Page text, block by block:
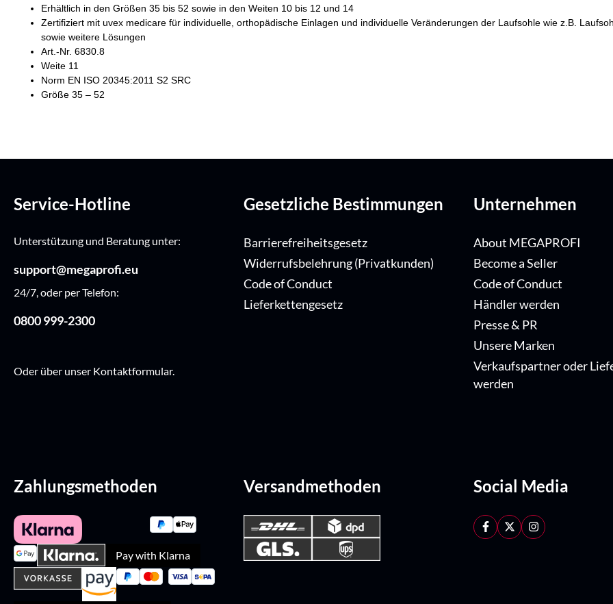
Erhältlich in den Größen 35 bis 52 sowie in den Weiten 10 bis 12 und 14
Zertifiziert mit uvex medicare für individuelle, orthopädische Einlagen und individuelle Veränderungen der Laufsohle wie z.B.
sowie weitere Lösungen
Art.-Nr. 6830.8
Weite 11
Norm EN ISO 20345:2011 S2 SRC
Größe 35 – 52
Service-Hotline
Unterstützung und Beratung unter:
support@megaprofi.eu
24/7, oder per Telefon:
0800 999-2300
Oder über unser Kontaktformular.
Gesetzliche Bestimmungen
Barrierefreiheitsgesetz
Widerrufsbelehrung (Privatkunden)
Code of Conduct
Lieferkettengesetz
Unternehmen
About MEGAPROFI
Become a Seller
Code of Conduct
Händler werden
Presse & PR
Unsere Marken
Verkaufspartner oder
werden
Zahlungsmethoden
Pay with Klarna
Versandmethoden Social Media